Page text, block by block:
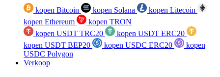
kopen Bitcoin kopen Solana
kopen Litecoin
kopen Ethereum
kopen TRON
kopen USDT TRC20
kopen USDT ERC20
kopen USDT BEP20
kopen USDC ERC20
kopen
USDC Polygon
Verkoop